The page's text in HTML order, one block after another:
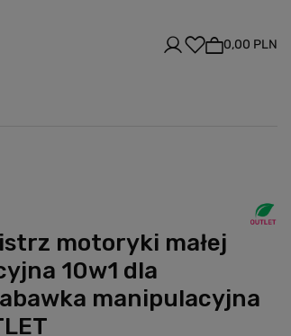
0,00 PLN
motoryki małej
10w1 dla
manipulacyjna